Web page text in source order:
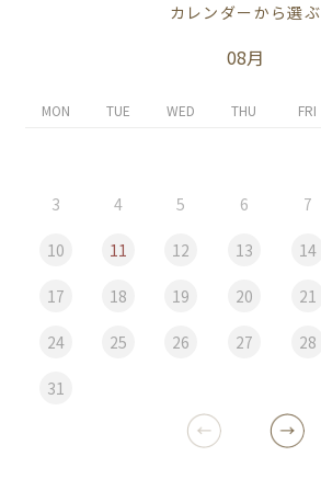
カレンダーから選ぶ
08月
MON TUE WED THU FRI
3 4 5 6 7
10 11 12 13 14
17 18 19 20 21
24 25 26 27 28
31